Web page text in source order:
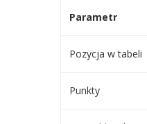
Parametr
Pozycja w tabeli
Punkty